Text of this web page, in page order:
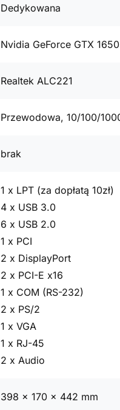
Dedykowana
Nvidia GeForce GTX
Realtek ALC221
Przewodowa, 10/100/
brak
1 x LPT (za dopłatą 10zł)
4 x USB 3.0
6 x USB 2.0
1 x PCI
2 x DisplayPort
2 x PCI-E x16
1 x COM (RS-232)
2 x PS/2
1 x VGA
1 x RJ-45
2 x Audio
398 x 170 x 442 mm